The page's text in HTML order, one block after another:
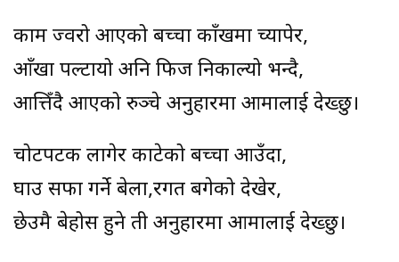
काम ज्वरो आएको बच्चा काँखमा च्यापेर,
आँखा पल्टायो अनि फिज निकाल्यो भन्दै,
आत्तिँदै आएको रुञ्चे अनुहारमा आमालाई देख्छु।
चोटपटक लागेर काटेको बच्चा आउँदा,
घाउ सफा गर्ने बेला,रगत बगेको देखेर,
छेउमै बेहोस हुने ती अनुहारमा आमालाई देख्छु।